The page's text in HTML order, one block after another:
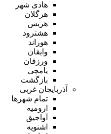
هادی شهر
هرگلان
هریس
هشترود
هوراند
وایقان
ورزقان
یامچی
بازگشت
آذربایجان غربی
تمام شهر‌ها
ارومیه
آواجیق
اشنویه